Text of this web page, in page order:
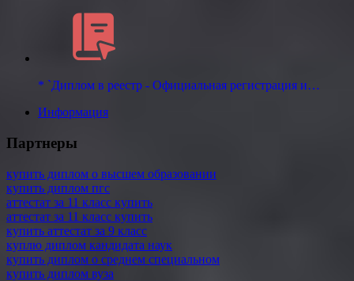
* `Диплом в реестр - Официальная регистрация и…
Информация
Партнеры
купить диплом о высшем образовании
купить диплом пгс
аттестат за 11 класс купить
аттестат за 11 класс купить
купить аттестат за 9 класс
куплю диплом кандидата наук
купить диплом о среднем специальном
купить диплом вуза